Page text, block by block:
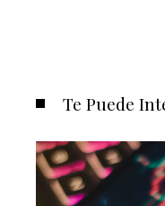
Te Puede